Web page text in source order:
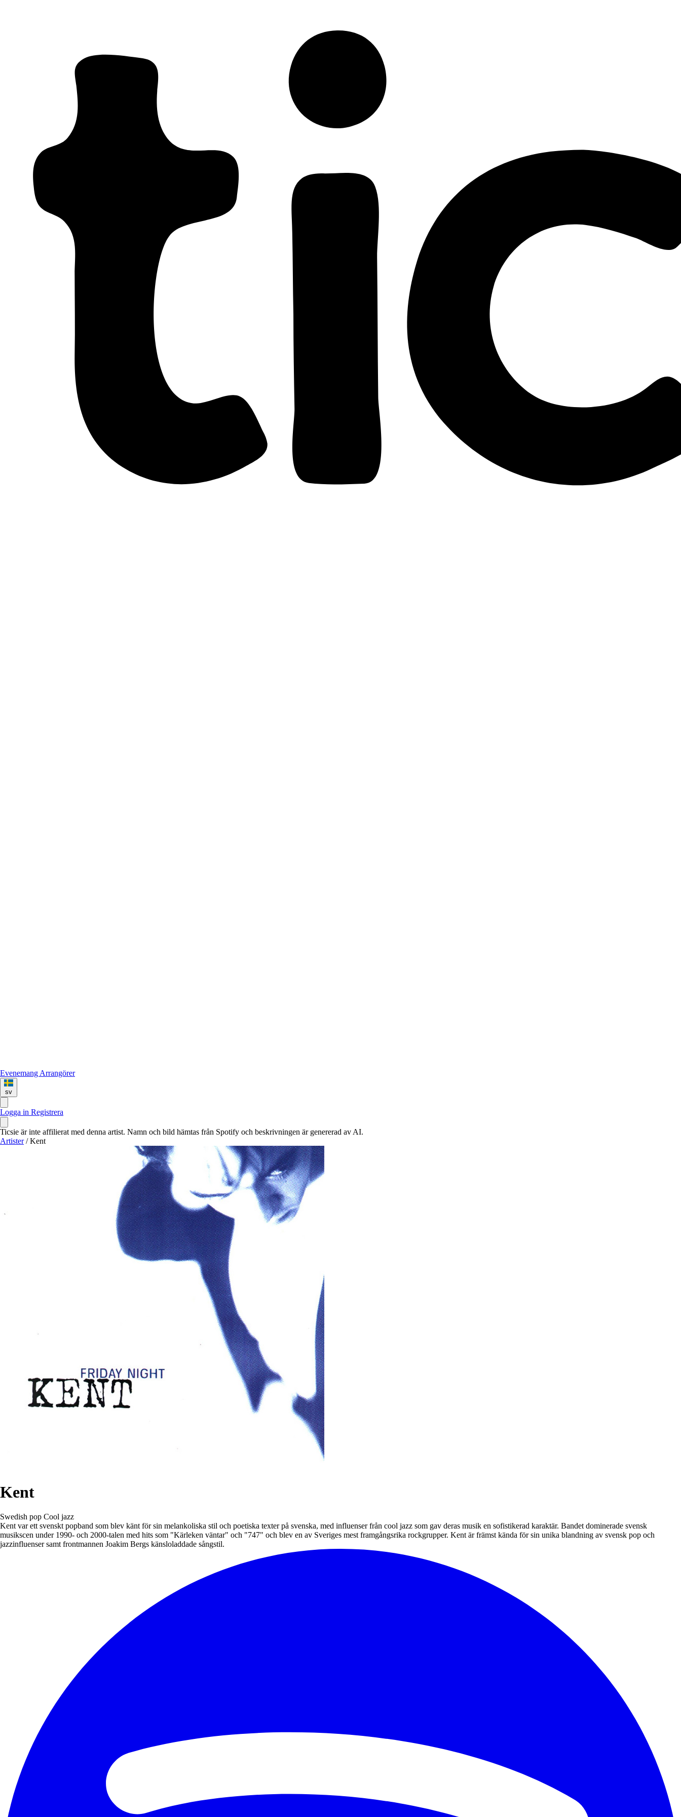
Evenemang Arrangörer
sv
Logga in Registrera
Ticsie är inte affilierat med denna artist. Namn och bild hämtas från Spotify och beskrivningen är genererad av AI.
Artister / Kent
Kent
Swedish pop Cool jazz
Kent var ett svenskt popband som blev känt för sin melankoliska stil och poetiska texter på svenska, med influenser från cool jazz som gav deras musik en sofistikerad karaktär. Bandet dominerade svensk
musikscen under 1990- och 2000-talen med hits som "Kärleken väntar" och "747" och blev en av Sveriges mest framgångsrika rockgrupper. Kent är främst kända för sin unika blandning av svensk pop och
jazzinfluenser samt frontmannen Joakim Bergs känsloladdade sångstil.